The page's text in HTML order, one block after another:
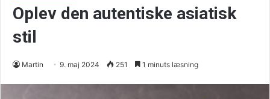
Oplev den autentiske asiatisk
stil
Martin 9. maj 2024 251 1 minuts læsning